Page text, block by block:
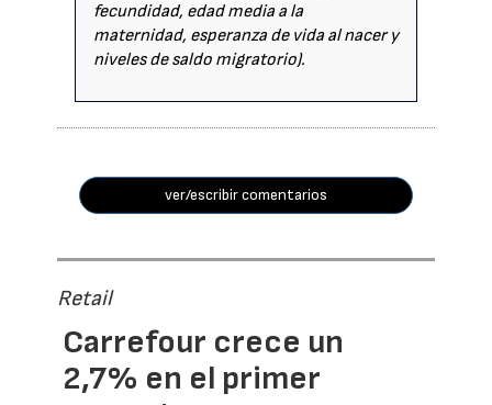
fecundidad, edad media a la
maternidad, esperanza de vida al nacer y
niveles de saldo migratorio).
ver/escribir comentarios
Retail
Carrefour crece un
2,7% en el primer